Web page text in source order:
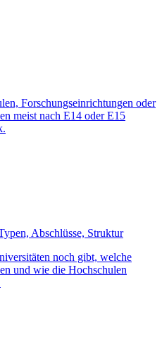
Forschungseinrichtungen oder
meist nach E14 oder E15
Abschlüsse, Struktur
noch gibt, welche
und wie die Hochschulen